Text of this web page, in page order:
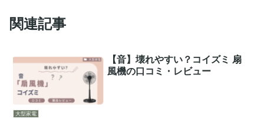
関連記事
大型家電
【音】壊れやすい？コイズミ 扇
風機の口コミ・レビュー